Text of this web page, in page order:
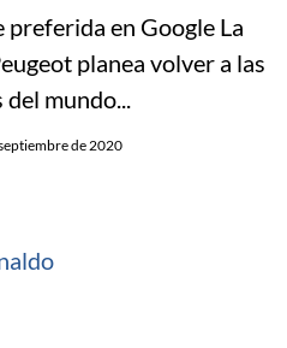
en Google La
planea volver a las
mundo...
de 2020